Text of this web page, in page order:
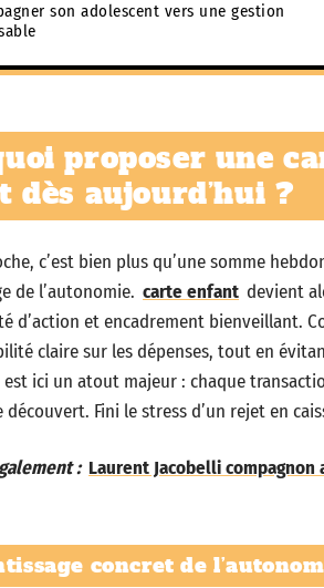
son adolescent vers une gestion
proposer une
dès aujourd’hui ?
c’est bien plus qu’une somme
de l’autonomie. carte enfant devient
d’action et encadrement bienveillant.
claire sur les dépenses, tout en
est ici un atout majeur : chaque
Fini le stress d’un rejet en
: Laurent Jacobelli
concret de